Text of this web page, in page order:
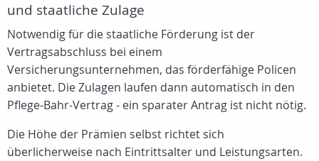
und staatliche Zulage
Notwendig für die staatliche Förderung ist der
Vertragsabschluss bei einem
Versicherungsunternehmen, das förderfähige Policen
anbietet. Die Zulagen laufen dann automatisch in den
Pflege-Bahr-Vertrag - ein sparater Antrag ist nicht nötig.
Die Höhe der Prämien selbst richtet sich
überlicherweise nach Eintrittsalter und Leistungsarten.